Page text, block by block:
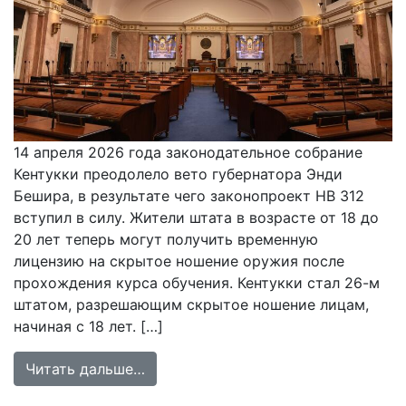
14 апреля 2026 года законодательное собрание
Кентукки преодолело вето губернатора Энди
Бешира, в результате чего законопроект HB 312
вступил в силу. Жители штата в возрасте от 18 до
20 лет теперь могут получить временную
лицензию на скрытое ношение оружия после
прохождения курса обучения. Кентукки стал 26-м
штатом, разрешающим скрытое ношение лицам,
начиная с 18 лет. […]
Читать дальше…